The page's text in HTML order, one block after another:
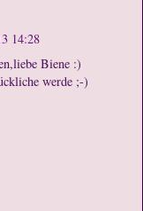
14:28
Biene :)
werde ;-)